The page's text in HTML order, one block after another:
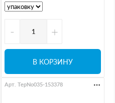
- +
В КОРЗИНУ
Арт. TepNo035-153378